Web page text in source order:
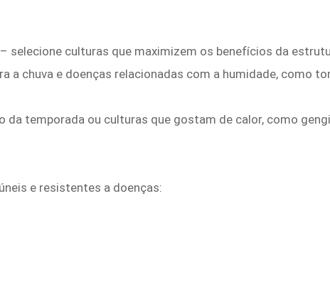
selecione culturas que maximizem os benefícios da
a chuva e doenças relacionadas com a humidade, como
temporada ou culturas que gostam de calor, como
e resistentes a doenças: